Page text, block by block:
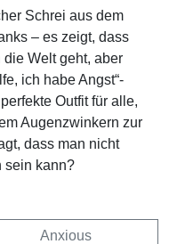
Schrei aus dem
– es zeigt, dass
Welt geht, aber
ich habe Angst“-
Outfit für alle,
Augenzwinkern zur
dass man nicht
sein kann?
Anxious